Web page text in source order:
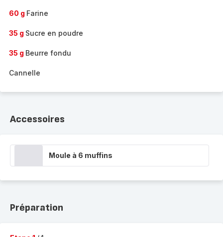
60 g Farine
35 g Sucre en poudre
35 g Beurre fondu
Cannelle
Accessoires
Moule à 6 muffins
Préparation